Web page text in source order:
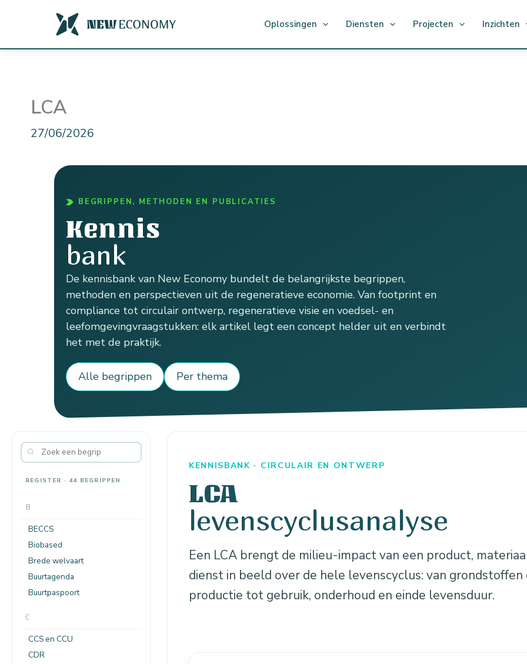
de
Oplossingen Diensten Projecten Inzichten
LCA
27/06/2026
BEGRIPPEN, METHODEN EN PUBLICATIES
Kennis
bank
De kennisbank van New Economy bundelt de belangrijkste begrippen,
methoden en perspectieven uit de regeneratieve economie. Van footprint en
compliance tot circulair ontwerp, regeneratieve visie en voedsel- en
leefomgevingvraagstukken: elk artikel legt een concept helder uit en verbindt
het met de praktijk.
Alle begrippen Per thema
REGISTER · 44 BEGRIPPEN
B
BECCS
Biobased
Brede welvaart
Buurtagenda
Buurtpaspoort
C
CCS en CCU
CDR
KENNISBANK · CIRCULAIR EN ONTWERP
LCA
levenscyclusanalyse
Een LCA brengt de milieu-impact van een product,
dienst in beeld over de hele levenscyclus: van grondstoffen
productie tot gebruik, onderhoud en einde levensduur.